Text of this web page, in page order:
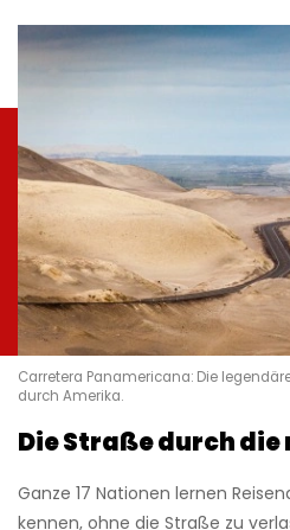
Carretera Panamericana: Die
durch Amerika.
Die Straße durch
Ganze 17 Nationen lernen
kennen, ohne die Straße zu